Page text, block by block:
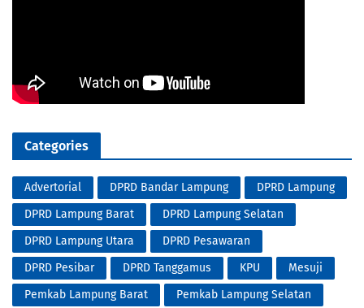
Categories
Advertorial DPRD Bandar Lampung
DPRD Lampung
DPRD Lampung Barat
DPRD Lampung Selatan
DPRD Lampung Utara
DPRD Pesawaran
DPRD Pesibar
DPRD Tanggamus KPU
Mesuji
Pemkab Lampung Barat
Pemkab Lampung Selatan